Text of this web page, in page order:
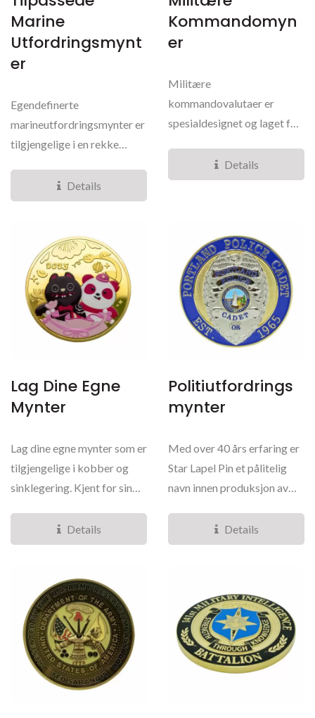
Marine
Utfordringsmynt
Er
Egendefinerte
marineutfordringsmynter er
tilgjengelige i en rekke
messing,...
Details
Kommandomyn
Er
Militære
kommandovalutaer er
spesialdesignet og laget for
Details
Lag Dine Egne
Mynter
Lag dine egne mynter som er
tilgjengelige i kobber og
sinklegering. Kjent for sin
Details
Politiutfordrings
Mynter
Med over 40 års erfaring er
Star Lapel Pin et pålitelig
navn innen produksjon av
Details